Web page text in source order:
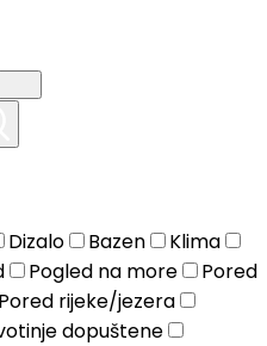
Dizalo Bazen
Klima
Pogled na more
Pored
Pored rijeke/jezera
dopuštene